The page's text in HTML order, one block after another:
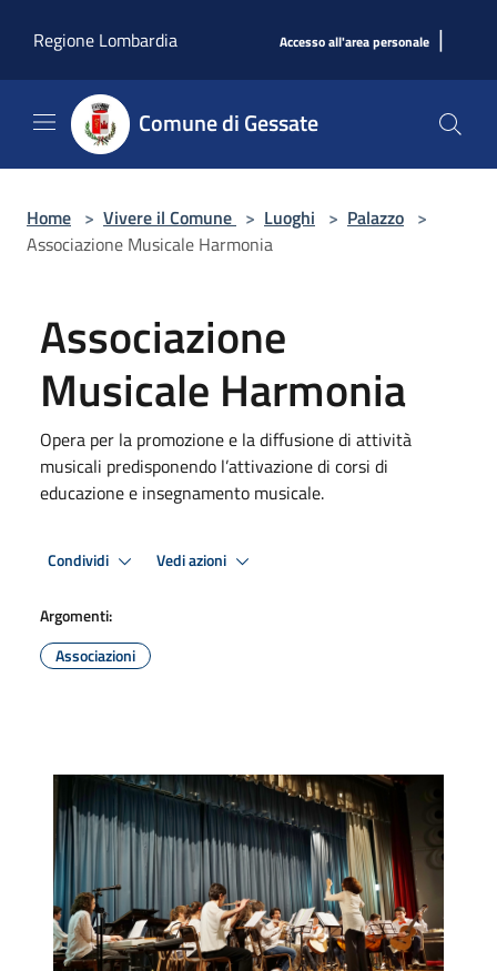
Regione Lombardia
Accesso all'area personale |
Comune di Gessate
Home > Vivere il Comune > Luoghi > Palazzo >
Associazione Musicale Harmonia
Associazione
Musicale Harmonia
Opera per la promozione e la diffusione di attività
musicali predisponendo l’attivazione di corsi di
educazione e insegnamento musicale.
Condividi Vedi azioni
Argomenti:
Associazioni